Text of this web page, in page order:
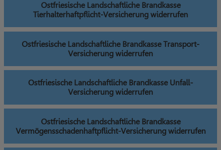
Ostfriesische Landschaftliche Brandkasse
Tierhalterhaftpflicht-Versicherung widerrufen
Ostfriesische Landschaftliche Brandkasse Transport-
Versicherung widerrufen
Ostfriesische Landschaftliche Brandkasse Unfall-
Versicherung widerrufen
Ostfriesische Landschaftliche Brandkasse
Vermögensschadenhaftpflicht-Versicherung widerrufen